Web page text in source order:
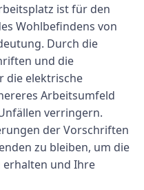
ist für den
Wohlbefindens von
Durch die
und die
die elektrische
Arbeitsumfeld
verringern.
der Vorschriften
zu bleiben, um die
erhalten und Ihre